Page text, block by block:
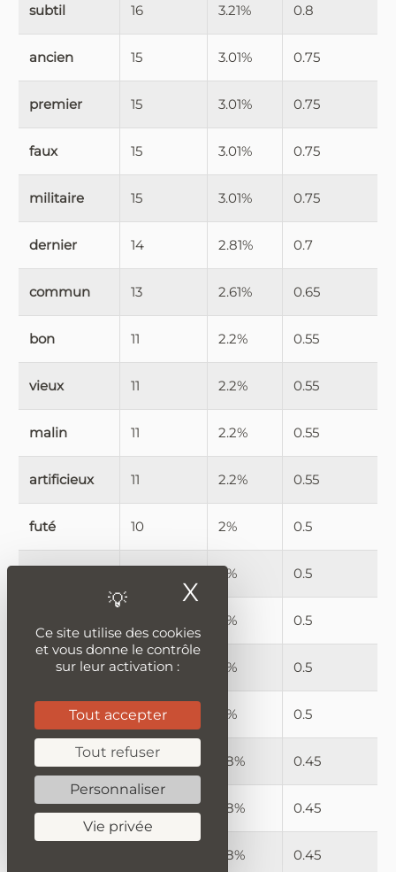
subtil 16 3.21% 0.8
ancien 15 3.01% 0.75
premier 15 3.01% 0.75
faux 15 3.01% 0.75
militaire 15 3.01% 0.75
dernier 14 2.81% 0.7
commun 13 2.61% 0.65
bon 11 2.2% 0.55
vieux 11 2.2% 0.55
malin 11 2.2% 0.55
artificieux 11 2.2% 0.55
futé 10 2% 0.5
2% 0.5
2% 0.5
littéraire 10 2% 0.5
primitif 10 2% 0.5
astucieux 9 1.8% 0.45
finaud 9 1.8% 0.45
1.8% 0.45
Ce site utilise des cookies
et vous donne le contrôle
sur leur activation :
Tout accepter
Tout refuser
Personnaliser
Vie privée
X Masquer le